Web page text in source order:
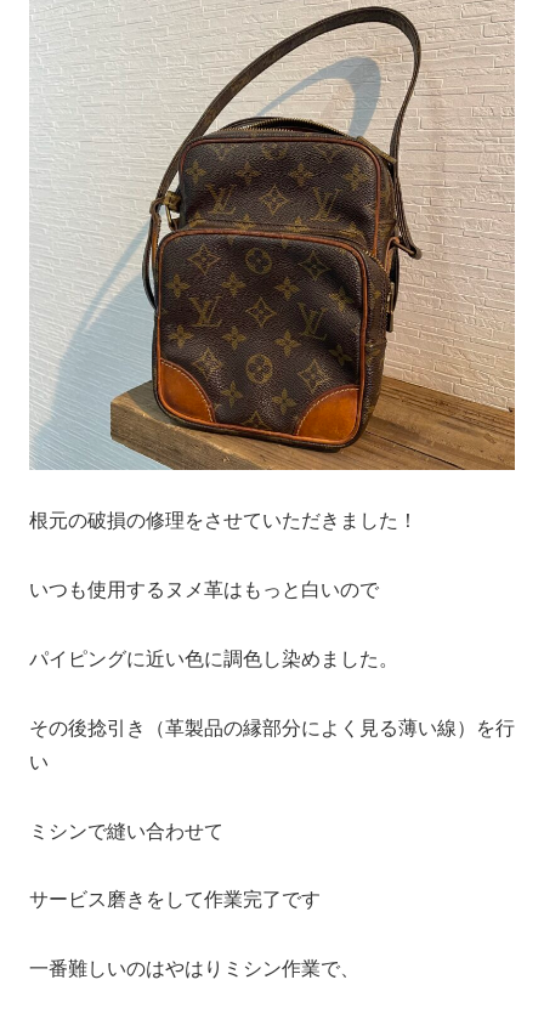
根元の破損の修理をさせていただきました！
いつも使用するヌメ革はもっと白いので
パイピングに近い色に調色し染めました。
その後捻引き（革製品の縁部分によく見る薄い線）を行
い
ミシンで縫い合わせて
サービス磨きをして作業完了です
一番難しいのはやはりミシン作業で、